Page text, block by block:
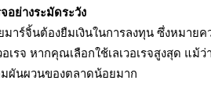
จอย่างระมัดระวัง
มาร์จิ้นต้องยืมเงินในการลงทุน ซึ่งหมาย
วอเรจ หากคุณเลือกใช้เลเวอเรจสูงสุด
ผันผวนของตลาดน้อยมาก